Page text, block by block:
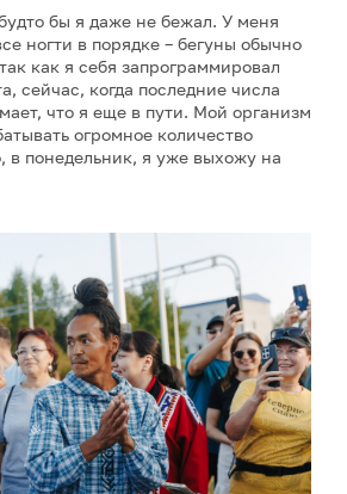
бы я даже не бежал. У меня
ногти в порядке – бегуны обычно
как я себя запрограммировал
сейчас, когда последние числа
что я еще в пути. Мой организм
огромное количество
в понедельник, я уже выхожу на